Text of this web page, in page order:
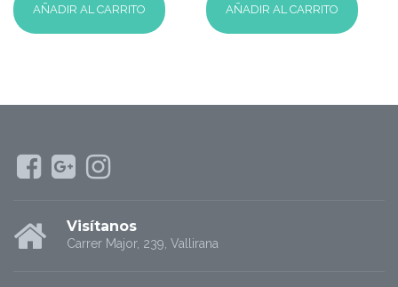
AÑADIR AL CARRITO AÑADIR AL CARRITO
Visítanos
Carrer Major, 239, Vallirana